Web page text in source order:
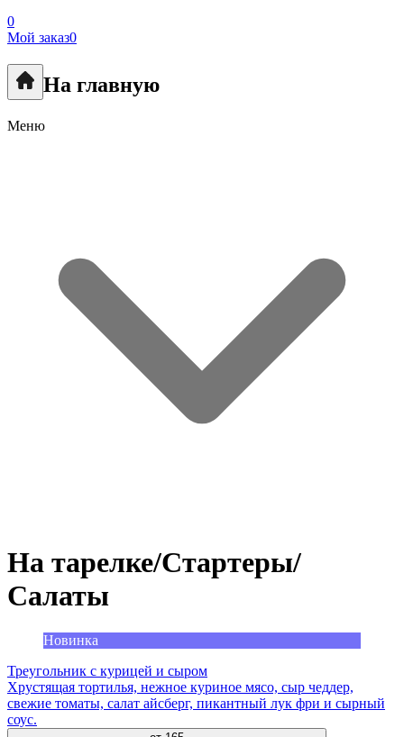
0
Мой заказ0
На главную
Меню
На тарелке/Стартеры/
Салаты
Новинка
Треугольник с курицей и сыром
Хрустящая тортилья, нежное куриное мясо, сыр чеддер,
свежие томаты, салат айсберг, пикантный лук фри и сырный
соус.